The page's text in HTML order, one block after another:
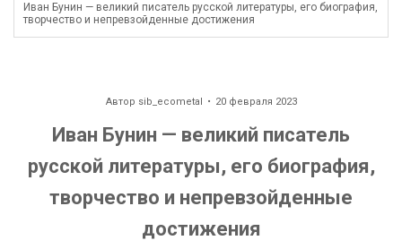
Иван Бунин — великий писатель русской литературы, его биография,
творчество и непревзойденные достижения
Автор sib_ecometal 20 февраля 2023
Иван Бунин — великий писатель
русской литературы, его биография,
творчество и непревзойденные
достижения